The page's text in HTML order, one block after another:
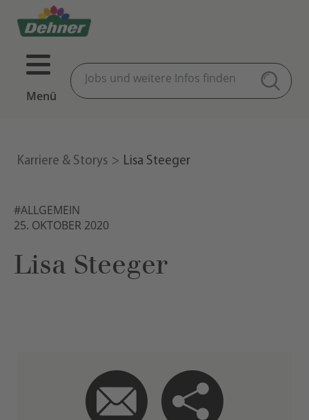
Menü
Karriere & Storys Lisa Steeger
#ALLGEMEIN
25. OKTOBER 2020
Lisa Steeger